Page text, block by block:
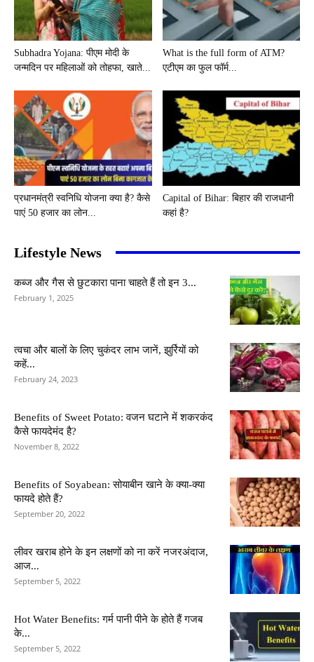
Subhadra Yojana: पीएम मोदी के
जन्मदिन पर महिलाओं को तोहफा, खाते...
What is the full form of ATM?
एटीएम का फुल फॉर्म...
प्रधानमंत्री स्वनिधि योजना क्या है? कैसे
पाएं 50 हजार का लोन...
Capital of Bihar: बिहार की राजधानी
कहां है?
Lifestyle News
कब्ज और गैस से छुटकारा पाना चाहते हैं तो इन 3...
February 1, 2025
त्वचा और बालों के लिए चुकंदर लाभ जानें, झुर्रियों को
कहें...
February 24, 2023
Benefits of Sweet Potato: वजन घटाने में शकरकंद
कैसे फायदेमंद है?
November 8, 2022
Benefits of Soyabean: सोयाबीन खाने के क्या-क्या
फायदे होते हैं?
September 20, 2022
लीवर खराब होने के इन लक्षणों को ना करें नजरअंदाज,
आज...
September 5, 2022
Hot Water Benefits: गर्म पानी पीने के होते हैं गजब
के...
September 5, 2022